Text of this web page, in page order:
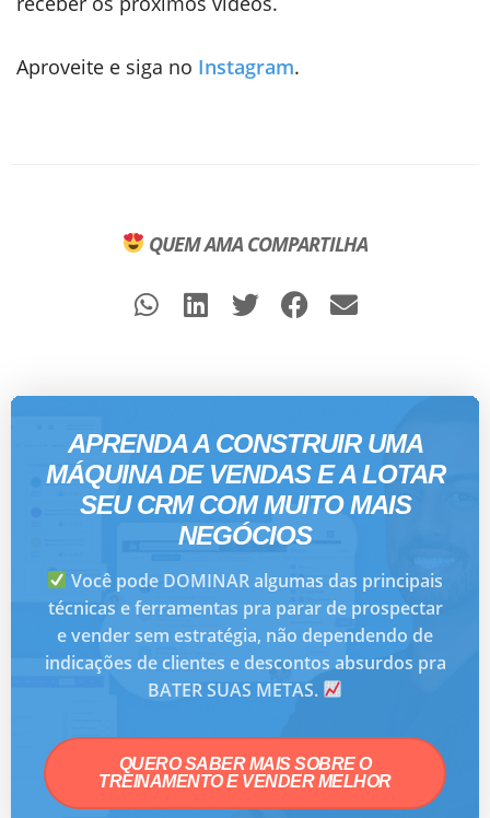
Aproveite e siga no Instagram.
QUEM AMA COMPARTILHA
APRENDA A CONSTRUIR UMA
MÁQUINA DE VENDAS E A LOTAR
SEU CRM COM MUITO MAIS
NEGÓCIOS
Você pode DOMINAR algumas das principais
técnicas e ferramentas pra parar de prospectar
e vender sem estratégia, não dependendo de
indicações de clientes e descontos absurdos pra
BATER SUAS METAS.
QUERO SABER MAIS SOBRE O
TREINAMENTO E VENDER MELHOR